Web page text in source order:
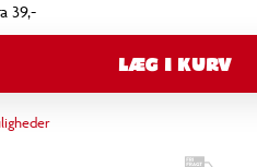
39,-
LÆG I KURV